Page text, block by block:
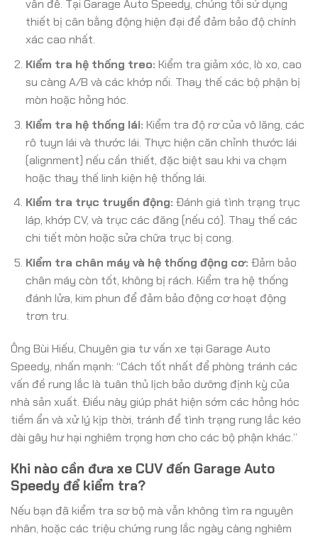
vấn đề. Tại Garage Auto Speedy, chúng tôi sử dụng
thiết bị cân bằng động hiện đại để đảm bảo độ chính
xác cao nhất.
Kiểm tra hệ thống treo: Kiểm tra giảm xóc, lò xo, cao
su càng A/B và các khớp nối. Thay thế các bộ phận bị
mòn hoặc hỏng hóc.
Kiểm tra hệ thống lái: Kiểm tra độ rơ của vô lăng, các
rô tuyn lái và thước lái. Thực hiện căn chỉnh thước lái
(alignment) nếu cần thiết, đặc biệt sau khi va chạm
hoặc thay thế linh kiện hệ thống lái.
Kiểm tra trục truyền động: Đánh giá tình trạng trục
láp, khớp CV, và trục các đăng (nếu có). Thay thế các
chi tiết mòn hoặc sửa chữa trục bị cong.
Kiểm tra chân máy và hệ thống động cơ: Đảm bảo
chân máy còn tốt, không bị rách. Kiểm tra hệ thống
đánh lửa, kim phun để đảm bảo động cơ hoạt động
trơn tru.
Ông Bùi Hiếu, Chuyên gia tư vấn xe tại Garage Auto
Speedy, nhấn mạnh: “Cách tốt nhất để phòng tránh các
vấn đề rung lắc là tuân thủ lịch bảo dưỡng định kỳ của
nhà sản xuất. Điều này giúp phát hiện sớm các hỏng hóc
tiềm ẩn và xử lý kịp thời, tránh để tình trạng rung lắc kéo
dài gây hư hại nghiêm trọng hơn cho các bộ phận khác.”
Khi nào cần đưa xe CUV đến Garage Auto
Speedy để kiểm tra?
Nếu bạn đã kiểm tra sơ bộ mà vẫn không tìm ra nguyên
nhân, hoặc các triệu chứng rung lắc ngày càng nghiêm